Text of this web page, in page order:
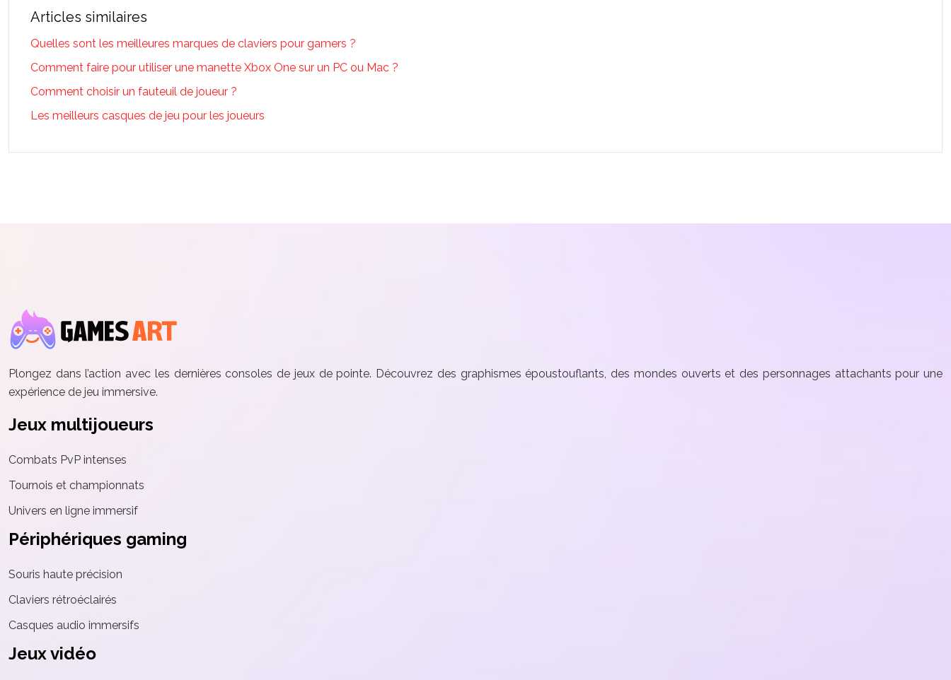
Articles similaires
Quelles sont les meilleures marques de claviers pour gamers ?
Comment faire pour utiliser une manette Xbox One sur un PC ou Mac ?
Comment choisir un fauteuil de joueur ?
Les meilleurs casques de jeu pour les joueurs
Plongez dans l’action avec les dernières consoles de jeux de pointe. Découvrez des graphismes époustouflants, des mondes ouverts et des personnages attachants pour une
expérience de jeu immersive.
Jeux multijoueurs
Combats PvP intenses
Tournois et championnats
Univers en ligne immersif
Périphériques gaming
Souris haute précision
Claviers rétroéclairés
Casques audio immersifs
Jeux vidéo